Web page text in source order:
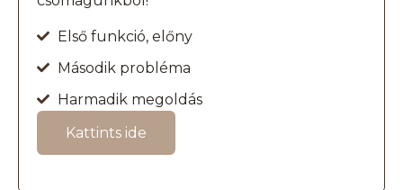
Első funkció, előny
Második probléma
Harmadik megoldás
Kattints ide